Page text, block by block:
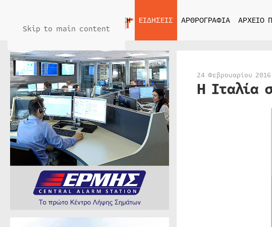
Skip to main content
ΑΡΧΙΚΗ ΕΙΔΗΣΕΙΣ ΑΡΘΡΟΓΡΑΦΙΑ ΑΡΧΕΙΟ
24 Φεβρουαρίου
Η Ιταλία